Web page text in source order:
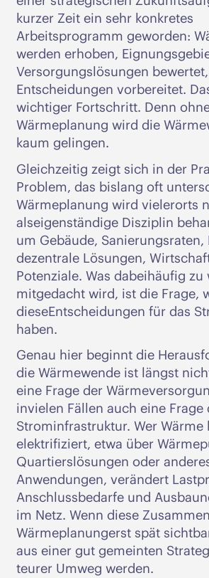
kurzer Zeit ein sehr konkretes
Arbeitsprogramm geworden:
werden erhoben,
Versorgungslösungen
Entscheidungen vorbereitet.
wichtiger Fortschritt. Denn
Wärmeplanung wird die
kaum gelingen.
Gleichzeitig zeigt sich in der
Problem, das bislang oft
Wärmeplanung wird vielerorts
alseigenständige Disziplin
um Gebäude, Sanierungsraten,
dezentrale Lösungen,
Potenziale. Was dabeihäufig zu
mitgedacht wird, ist die Frage,
dieseEntscheidungen für das
haben.
Genau hier beginnt die
die Wärmewende ist längst
eine Frage der
invielen Fällen auch eine Frage
Strominfrastruktur. Wer Wärme
elektrifiziert, etwa über
Quartierslösungen oder
Anwendungen, verändert
Anschlussbedarfe und
im Netz. Wenn diese
Wärmeplanungerst spät
aus einer gut gemeinten
teurer Umweg werden.